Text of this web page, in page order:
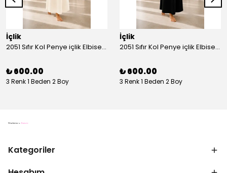
İçlik
2051 Sıfır Kol Penye içlik Elbise - Ekru
₺ 600.00
3 Renk 1 Beden 2 Boy
İçlik
2051 Sıfır Kol Penye içlik Elbise - Siyah
₺ 600.00
3 Renk 1 Beden 2 Boy
Kategoriler